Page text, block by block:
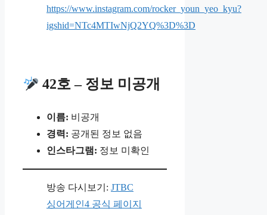
https://www.instagram.com/rocker_youn_yeo_kyu?
igshid=NTc4MTIwNjQ2YQ%3D%3D
42호 – 정보 미공개
이름: 비공개
경력: 공개된 정보 없음
인스타그램: 정보 미확인
방송 다시보기: JTBC
싱어게인4 공식 페이지